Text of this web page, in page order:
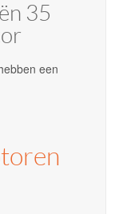
35
een